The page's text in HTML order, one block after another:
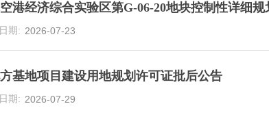
港经济综合实验区第G-06-20地块控制性详细规
2026-07-23
基地项目建设用地规划许可证批后公告
2026-07-29